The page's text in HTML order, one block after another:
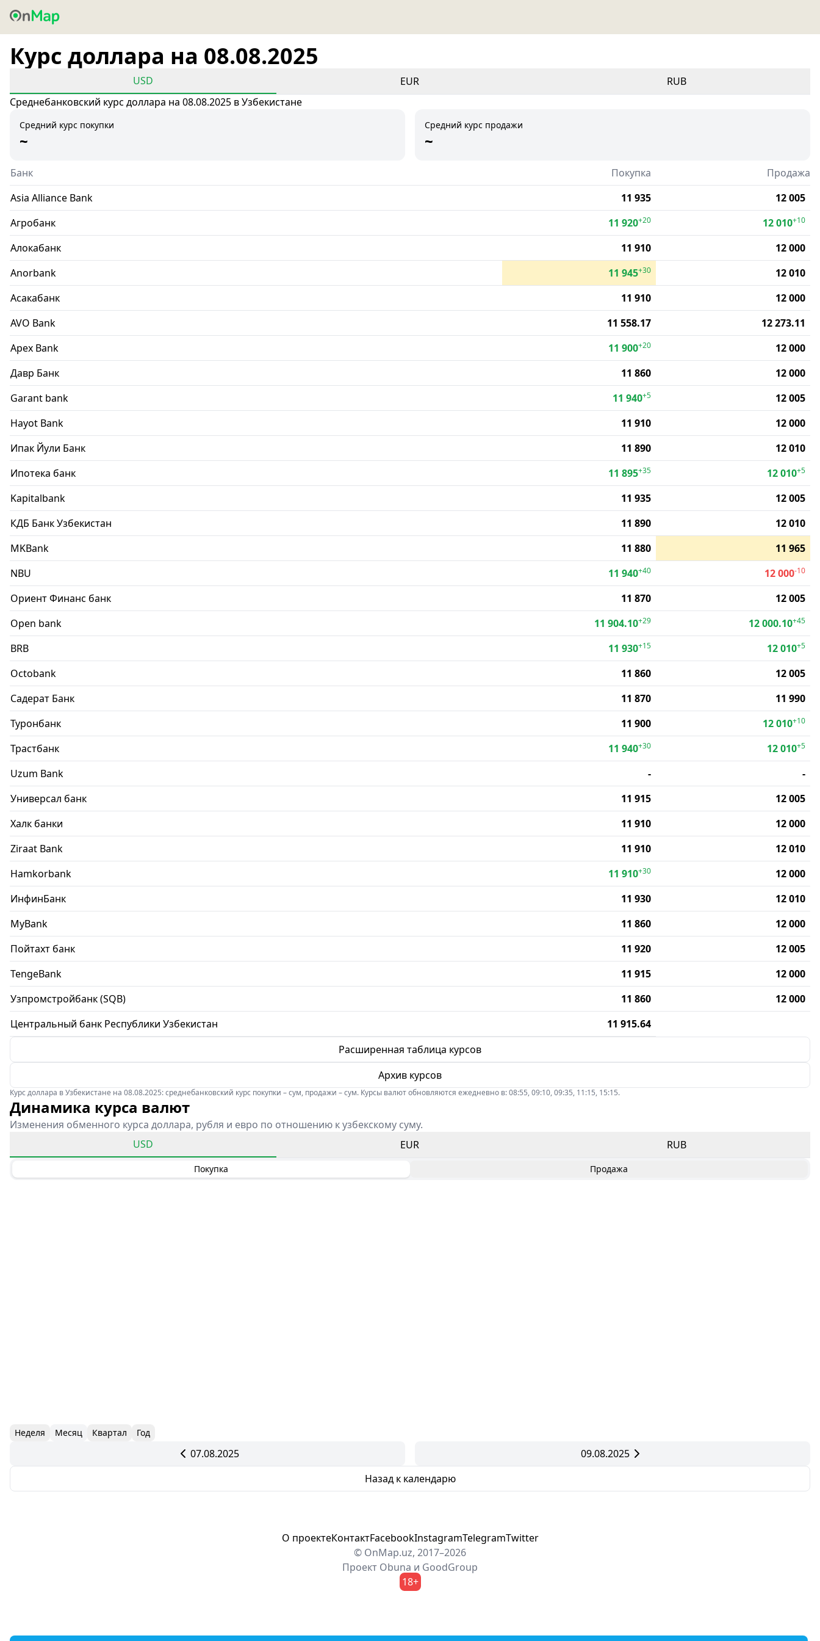
Курс доллара на 08.08.2025
USD EUR
RUB
Среднебанковский курс доллара на 08.08.2025 в Узбекистане
Средний курс покупки
~
Средний курс продажи
~
Банк Покупка
Продажа
Asia Alliance Bank
11 935
12 005
Агробанк
11 920+20 12 010+10
Алокабанк 11 910
12 000
Anorbank
11 945+30
12 010
Асакабанк
11 910
12 000
AVO Bank
11 558.17
12 273.11
Apex Bank
11 900+20
12 000
Давр Банк
11 860
12 000
Garant bank
11 940+5
12 005
Hayot Bank
11 910
12 000
Ипак Йули Банк
11 890
12 010
Ипотека банк
11 895+35 12 010+5
Kapitalbank 11 935
12 005
КДБ Банк Узбекистан
11 890
12 010
MKBank
11 880
11 965
NBU
11 940+40 12 000-10
Ориент Финанс банк 11 870
12 005
Open bank
11 904.10+29 12 000.10+45
BRB 11 930+15 12 010+5
Octobank 11 860
12 005
Садерат Банк
11 870
11 990
Туронбанк
11 900 12 010+10
Трастбанк 11 940+30 12 010+5
Uzum Bank -
-
Универсал банк
11 915
12 005
Халк банки
11 910
12 000
Ziraat Bank
11 910
12 010
Hamkorbank
11 910+30
12 000
ИнфинБанк
11 930
12 010
MyBank
11 860
12 000
Пойтахт банк
11 920
12 005
TengeBank
11 915
12 000
Узпромстройбанк (SQB)
11 860
12 000
Центральный банк Республики Узбекистан
11 915.64
Расширенная таблица курсов
Архив курсов
Курс доллара в Узбекистане на 08.08.2025: среднебанковский курс покупки – сум, продажи – сум. Курсы валют обновляются ежедневно в: 08:55, 09:10, 09:35, 11:15, 15:15.
Динамика курса валют
Изменения обменного курса доллара, рубля и евро по отношению к узбекскому суму.
USD
EUR RUB
Покупка Продажа
Неделя Месяц Квартал Год
07.08.2025
09.08.2025
Назад к календарю
О проектеКонтактFacebookInstagramTelegramTwitter
© OnMap.uz, 2017–2026
Проект Obuna и GoodGroup
18+